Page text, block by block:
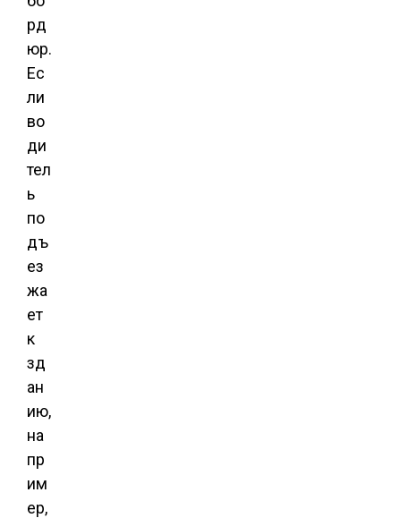
рд
юр.
Ес
ли
во
ди
тел
ь
по
дъ
ез
жа
ет
к
зд
ан
ию,
на
пр
им
ер,